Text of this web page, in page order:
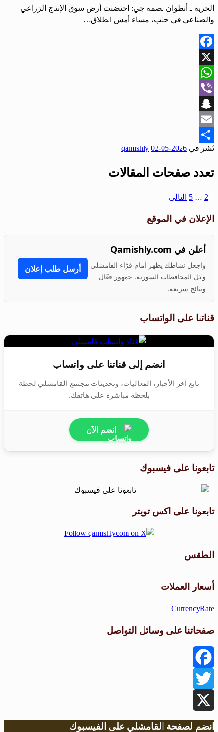
الحرية ـ أنطوان بصمه جي: احتضنت أرض سوق الإنتاج الزراعي
والصناعي في حلب، مساء أمس انطلاق…
Facebook
X
WhatsApp
Viber
Snapchat
Email
Share
نُشر في 2026-05-02
qamishly
تعدد صفحات المقالات
2
…
5 التالي
الإعلان في الموقع
أعلن في Qamishly.com
واجعل نشاطك يظهر أمام قرّاء القامشلي
وكل المحافظات السورية. جمهور فعّال
ونتائج سريعة.
أرسل طلب إعلان
قناتنا على الواتساب
انضم إلى قناتنا على واتساب
تابع آخر الأخبار، الفعاليات، وتحديثات مجتمع القامشلي لحظة
بلحظة مباشرة على هاتفك.
انضم الآن
تابعونا على فيسبوك
تابعونا على اكس تويتر
الطقس
أسعار العملات
CurrencyRate
صفحاتنا على وسائل التواصل
Facebook
Twitter
X
انضم لصفحة القامشلي على الفيسبوك